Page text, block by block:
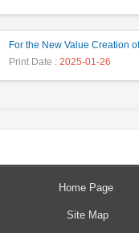
Print Date : 2025-01-26
Home Page
Site Map